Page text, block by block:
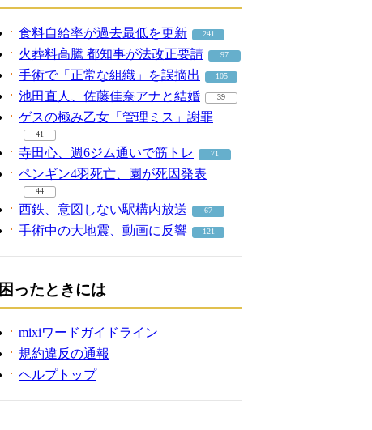
食料自給率が過去最低を更新 241
火葬料高騰 都知事が法改正要請 97
手術で「正常な組織」を誤摘出 105
池田直人、佐藤佳奈アナと結婚 39
ゲスの極み乙女「管理ミス」謝罪
41
寺田心、週6ジム通いで筋トレ 71
ペンギン4羽死亡、園が死因発表
44
西鉄、意図しない駅構内放送 67
手術中の大地震、動画に反響 121
困ったときには
mixiワードガイドライン
規約違反の通報
ヘルプトップ